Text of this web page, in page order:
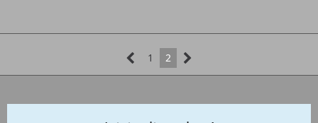
1 2